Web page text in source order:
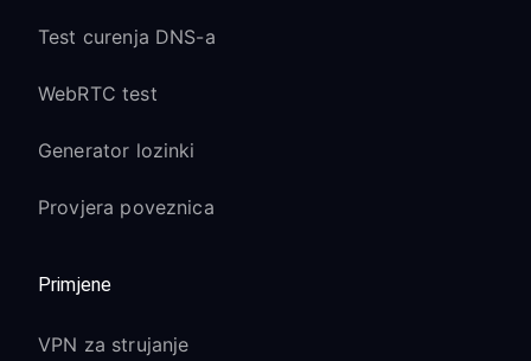
Test curenja DNS-a
WebRTC test
Generator lozinki
Provjera poveznica
Primjene
VPN za strujanje